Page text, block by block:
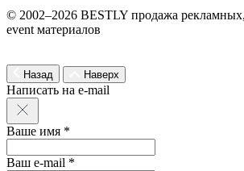
© 2002–2026 BESTLY продажа
event материалов
Назад Наверх
Написать на e-mail
Ваше имя *
Ваш e-mail *